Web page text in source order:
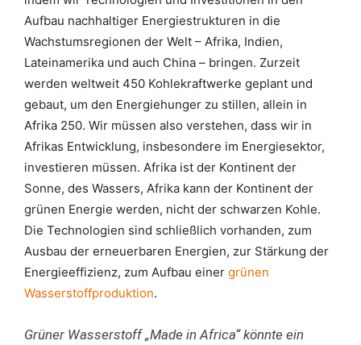
Aufbau nachhaltiger Energiestrukturen in die
Wachstumsregionen der Welt – Afrika, Indien,
Lateinamerika und auch China – bringen. Zurzeit
werden weltweit 450 Kohlekraftwerke geplant und
gebaut, um den Energiehunger zu stillen, allein in
Afrika 250. Wir müssen also verstehen, dass wir in
Afrikas Entwicklung, insbesondere im Energiesektor,
investieren müssen. Afrika ist der Kontinent der
Sonne, des Wassers, Afrika kann der Kontinent der
grünen Energie werden, nicht der schwarzen Kohle.
Die Technologien sind schließlich vorhanden, zum
Ausbau der erneuerbaren Energien, zur Stärkung der
Energieeffizienz, zum Aufbau einer grünen
Wasserstoffproduktion.
Grüner Wasserstoff „Made in Africa“ könnte ein